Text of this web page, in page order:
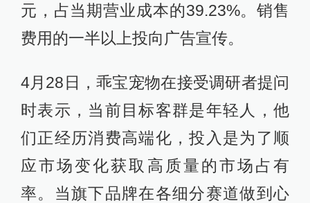
元，占当期营业成本的39.23%。销售
费用的一半以上投向广告宣传。
4月28日，乖宝宠物在接受调研者提问
时表示，当前目标客群是年轻人，他
们正经历消费高端化，投入是为了顺
应市场变化获取高质量的市场占有
率。当旗下品牌在各细分赛道做到心